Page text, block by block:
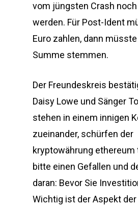
vom jüngsten Crash
werden. Für Post-Ident
Euro zahlen, dann
Summe stemmen.
Der Freundeskreis
Daisy Lowe und Sänger
stehen in einem innigen
zueinander, schürfen der
kryptowährung ethereum
bitte einen Gefallen und
daran: Bevor Sie
Wichtig ist der Aspekt der